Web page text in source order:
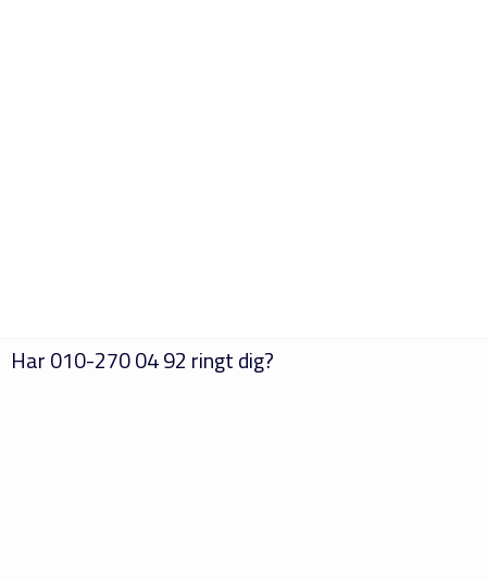
Har010-270 04 92 ringt dig?